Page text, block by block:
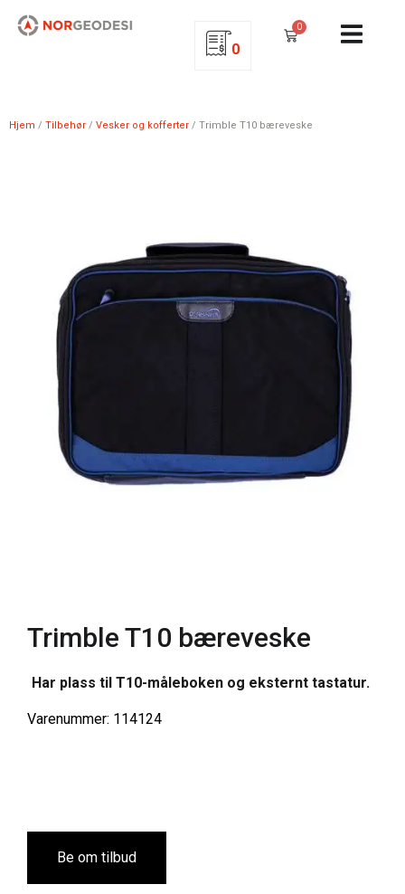
0
0
Hjem / Tilbehør / Vesker og kofferter / Trimble T10 bæreveske
Trimble T10 bæreveske
Har plass til T10-måleboken og eksternt tastatur.
Varenummer: 114124
Be om tilbud